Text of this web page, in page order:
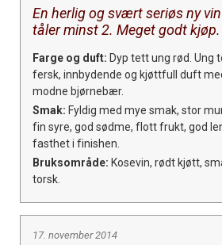
Få ukentlige
Apéritif
Vi tilbyr flere ukentlige
kan fritt velge hvilke du
En herlig og svært seriøs ny
tåler minst 2. Meget godt
Farge og duft: Dyp tett ung rød. Ung
fersk, innbydende og kjøttfull duft
modne bjørnebær.
Smak: Fyldig med mye smak, stor
fin syre, god sødme, flott frukt, god
fasthet i finishen.
Bruksområde: Kosevin, rødt kjøtt,
torsk.
17. november 2014